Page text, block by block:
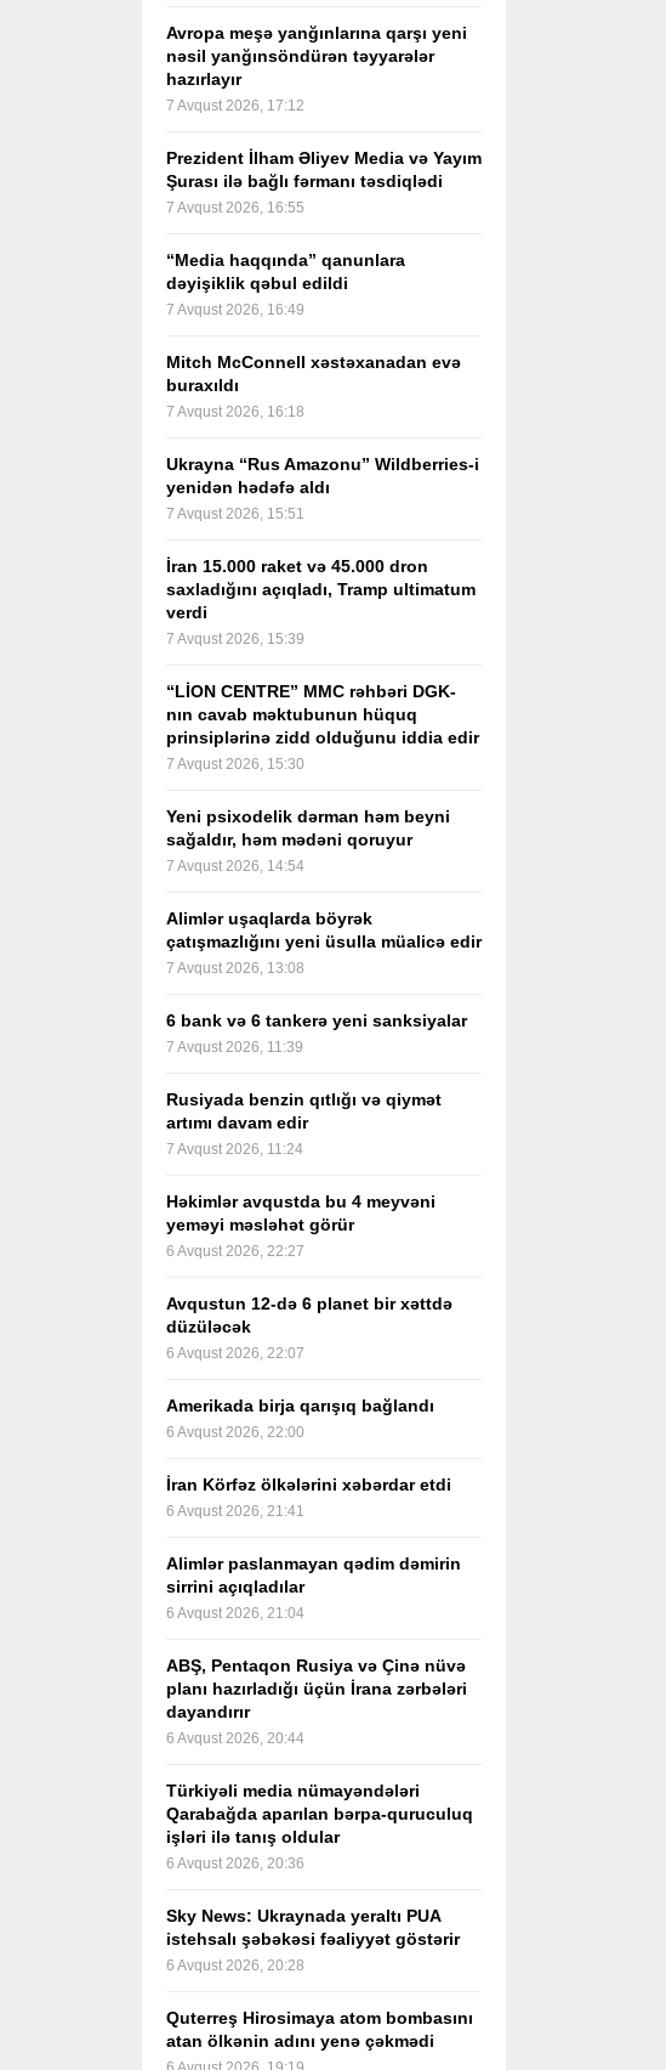
Avropa meşə yanğınlarına qarşı yeni
nəsil yanğınsöndürən təyyarələr
hazırlayır
7 Avqust 2026, 17:12
Prezident İlham Əliyev Media və Yayım
Şurası ilə bağlı fərmanı təsdiqlədi
7 Avqust 2026, 16:55
“Media haqqında” qanunlara
dəyişiklik qəbul edildi
7 Avqust 2026, 16:49
Mitch McConnell xəstəxanadan evə
buraxıldı
7 Avqust 2026, 16:18
Ukrayna “Rus Amazonu” Wildberries-i
yenidən hədəfə aldı
7 Avqust 2026, 15:51
İran 15.000 raket və 45.000 dron
saxladığını açıqladı, Tramp ultimatum
verdi
7 Avqust 2026, 15:39
“LİON CENTRE” MMC rəhbəri DGK-
nın cavab məktubunun hüquq
prinsiplərinə zidd olduğunu iddia edir
7 Avqust 2026, 15:30
Yeni psixodelik dərman həm beyni
sağaldır, həm mədəni qoruyur
7 Avqust 2026, 14:54
Alimlər uşaqlarda böyrək
çatışmazlığını yeni üsulla müalicə edir
7 Avqust 2026, 13:08
6 bank və 6 tankerə yeni sanksiyalar
7 Avqust 2026, 11:39
Rusiyada benzin qıtlığı və qiymət
artımı davam edir
7 Avqust 2026, 11:24
Həkimlər avqustda bu 4 meyvəni
yeməyi məsləhət görür
6 Avqust 2026, 22:27
Avqustun 12-də 6 planet bir xəttdə
düzüləcək
6 Avqust 2026, 22:07
Amerikada birja qarışıq bağlandı
6 Avqust 2026, 22:00
İran Körfəz ölkələrini xəbərdar etdi
6 Avqust 2026, 21:41
Alimlər paslanmayan qədim dəmirin
sirrini açıqladılar
6 Avqust 2026, 21:04
ABŞ, Pentaqon Rusiya və Çinə nüvə
planı hazırladığı üçün İrana zərbələri
dayandırır
6 Avqust 2026, 20:44
Türkiyəli media nümayəndələri
Qarabağda aparılan bərpa-quruculuq
işləri ilə tanış oldular
6 Avqust 2026, 20:36
Sky News: Ukraynada yeraltı PUA
istehsalı şəbəkəsi fəaliyyət göstərir
6 Avqust 2026, 20:28
Quterreş Hirosimaya atom bombasını
atan ölkənin adını yenə çəkmədi